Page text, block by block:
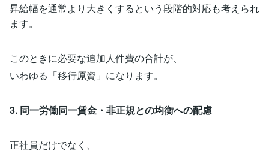
昇給幅を通常より大きくするという段階的対応も考えられ
ます。
このときに必要な追加人件費の合計が、
いわゆる「移行原資」になります。
3. 同一労働同一賃金・非正規との均衡への配慮
正社員だけでなく、